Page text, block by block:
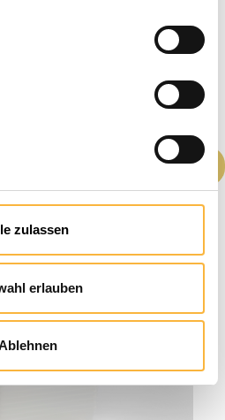
zulassen
erlauben
39 cm
den gewünschten
In den Warenkorb